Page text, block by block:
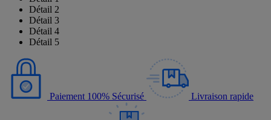
Détail 2
Détail 3
Détail 4
Détail 5
Paiement 100% Sécurisé Livraison rapide